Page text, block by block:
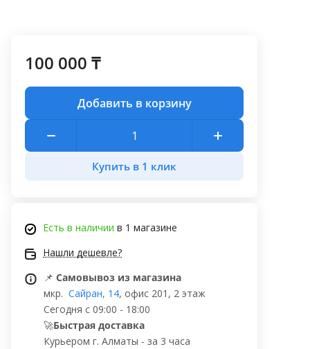
100 000 ₸
Добавить в корзину
Купить в 1 клик
Есть в наличии в 1 магазине
Нашли дешевле?
📌 Самовывоз из магазина
мкр. Сайран, 14, офис 201, 2 этаж
Сегодня с 09:00 - 18:00
🚀Быстрая доставка
Курьером г. Алматы - за 3 часа